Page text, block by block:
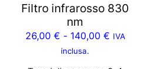
Filtro infrarosso 830
nm
26,00 € - 140,00 € IVA
inclusa.